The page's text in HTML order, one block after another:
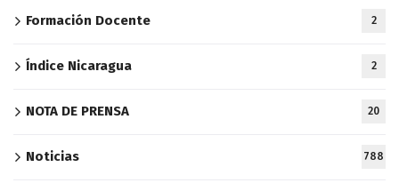
Formación Docente 2
Índice Nicaragua 2
NOTA DE PRENSA 20
Noticias 788